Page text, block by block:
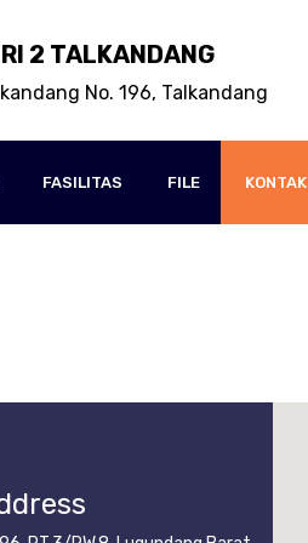
2 TALKANDANG
No. 196, Talkandang
FASILITAS FILE KONTAK